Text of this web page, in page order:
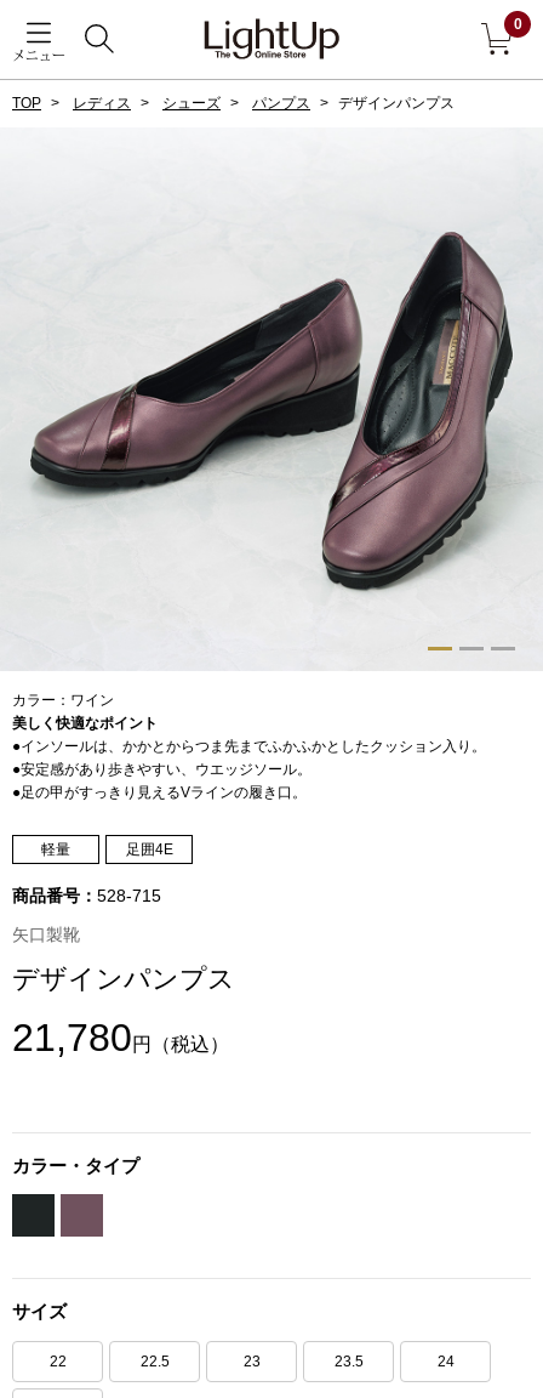
メニュー
0
ダーウェア
アクセサリー
ン雑貨
戻る
ジャケット
コート
ブルゾン
その他
トップス
シャツ
その他
TOP レディス シューズ パンプス デザインパンプス
カラー：ワイン
美しく快適なポイント
●インソールは、かかとからつま先までふかふかとしたクッション入り。
●安定感があり歩きやすい、ウエッジソール。
●足の甲がすっきり見えるVラインの履き口。
軽量 足囲4E
商品番号： 528-715
矢口製靴
デザインパンプス
21,780円 （税込）
カラー・タイプ
サイズ
22 22.5 23 23.5 24